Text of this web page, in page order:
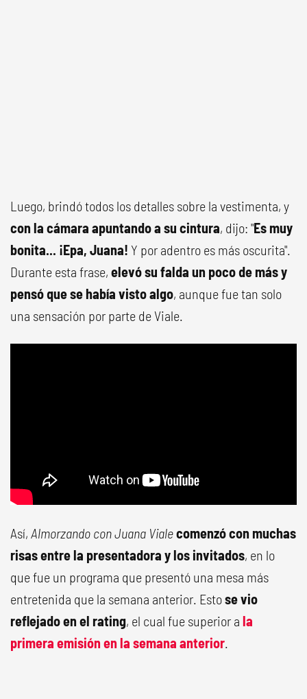
Luego, brindó todos los detalles sobre la vestimenta, y
con la cámara apuntando a su cintura, dijo: "Es muy
bonita... ¡Epa, Juana! Y por adentro es más oscurita".
Durante esta frase, elevó su falda un poco de más y
pensó que se había visto algo, aunque fue tan solo
una sensación por parte de Viale.
Así, Almorzando con Juana Vialecomenzó con muchas
risas entre la presentadora y los invitados, en lo
que fue un programa que presentó una mesa más
entretenida que la semana anterior. Estose vio
reflejado en el rating, el cual fue superior a la
primera emisión en la semana anterior.